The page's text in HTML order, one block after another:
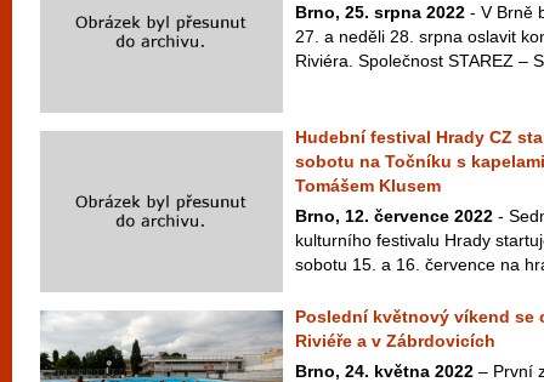
Brno, 25. srpna 2022 - V Brně
27. a neděli 28. srpna oslavit
Riviéra. Společnost STAREZ –
Hudební festival Hrady CZ
sobotu na Točníku s
Tomášem Klusem
Brno, 12. července 2022 -
kulturního festivalu Hrady
sobotu 15. a 16. července na
Poslední květnový víkend se
Riviéře a v Zábrdovicích
Brno, 24. května 2022 – První